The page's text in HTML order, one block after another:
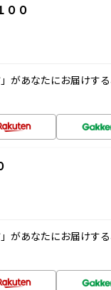
００
があなたにお届けす
があなたにお届けす